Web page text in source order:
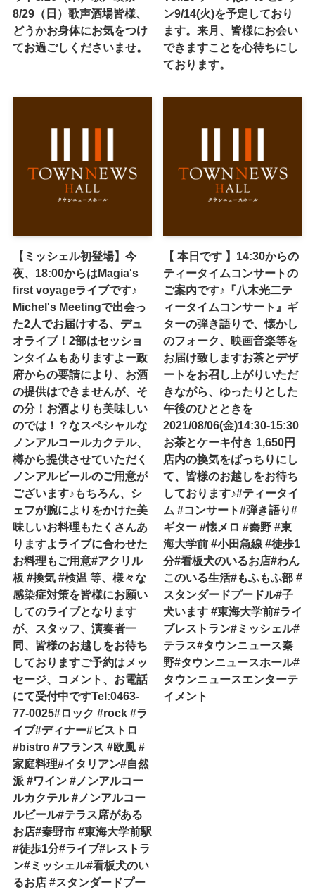
8/29（日）歌声酒場皆様、
どうかお身体にお気をつけ
てお過ごしくださいませ。
ン9/14(火)を予定しており
ます。来月、皆様にお会い
できますことを心待ちにし
ております。
【ミッシェル初登場】今
夜、18:00からはMagia's
first voyageライブです♪
Michel's Meetingで出会っ
た2人でお届けする、デュ
オライブ！2部はセッショ
ンタイムもありますよー政
府からの要請により、お酒
の提供はできませんが、そ
の分！お酒よりも美味しい
のでは！？なスペシャルな
ノンアルコールカクテル、
樽から提供させていただく
ノンアルビールのご用意が
ございます♪もちろん、シ
ェフが腕によりをかけた美
味しいお料理もたくさんあ
りますよライブに合わせた
お料理もご用意#アクリル
板 #換気 #検温 等、様々な
感染症対策を皆様にお願い
してのライブとなります
が、スタッフ、演奏者一
同、皆様のお越しをお待ち
しておりますご予約はメッ
セージ、コメント、お電話
にて受付中ですTel:0463-
77-0025#ロック #rock #ラ
イブ#ディナー#ビストロ
#bistro #フランス #欧風 #
家庭料理#イタリアン#自然
派 #ワイン #ノンアルコー
ルカクテル #ノンアルコー
ルビール#テラス席がある
お店#秦野市 #東海大学前駅
#徒歩1分#ライブ#レストラ
ン#ミッシェル#看板犬のい
るお店 #スタンダードプー
【 本日です 】14:30からの
ティータイムコンサートの
ご案内です♪『八木光二テ
ィータイムコンサート』ギ
ターの弾き語りで、懐かし
のフォーク、映画音楽等を
お届け致します️お茶とデザ
ートをお召し上がりいただ
きながら、ゆったりとした
午後のひとときを️
2021/08/06(金)14:30-15:30
お茶とケーキ付き 1,650円
店内の換気をばっちりにし
て、皆様のお越しをお待ち
しております♪#ティータイ
ム #コンサート#弾き語り#
ギター #懐メロ #秦野 #東
海大学前 #小田急線 #徒歩1
分#看板犬のいるお店#わん
このいる生活#もふもふ部 #
スタンダードプードル#子
犬います #東海大学前#ライ
ブレストラン#ミッシェル#
テラス#タウンニュース秦
野#タウンニュースホール#
タウンニュースエンターテ
イメント